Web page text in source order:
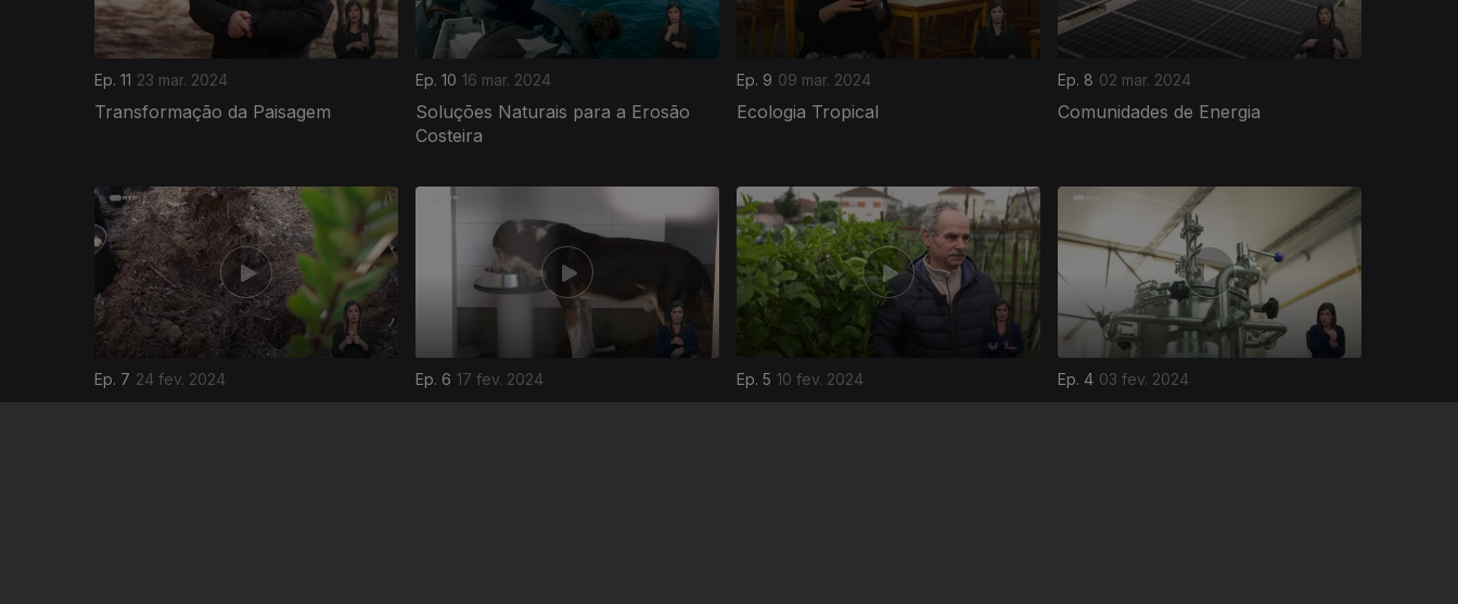
Ep. 11 23 mar. 2024
Transformação da Paisagem
Ep. 10 16 mar. 2024
Soluções Naturais para a Erosão
Costeira
Ep. 9 09 mar. 2024
Ecologia Tropical
Ep. 8 02 mar. 2024
Comunidades de Energia
Ep. 7 24 fev. 2024 Ep. 6 17 fev. 2024 Ep. 5 10 fev. 2024 Ep. 4 03 fev. 2024
745580